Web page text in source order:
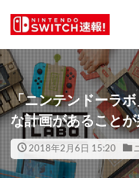
「ニンテンドーラ
な計画があること
2018年2月6日 15:20